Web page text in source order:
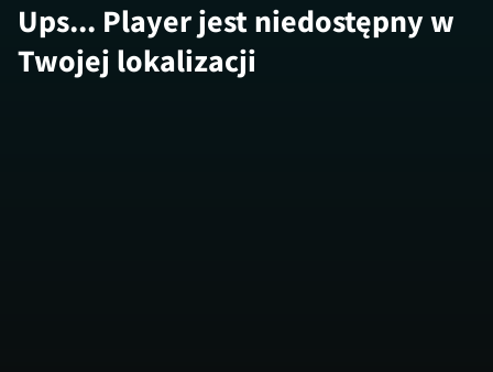
Ups... Player jest niedostępny w
Twojej lokalizacji